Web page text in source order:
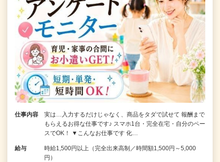
仕事内容
実は…入力するだけじゃなく、商品をタダで試せて 報酬まで
もらえるお得な仕事です♪ スマホ1台・完全在宅・自分のペー
スでOK！ ▼こんなお仕事です 化…
給与
時給1,500円以上（完全出来高制／時間額1,500円～5,000
円）